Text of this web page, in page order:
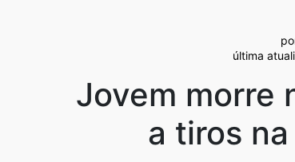
última
Jovem morre
a tiros